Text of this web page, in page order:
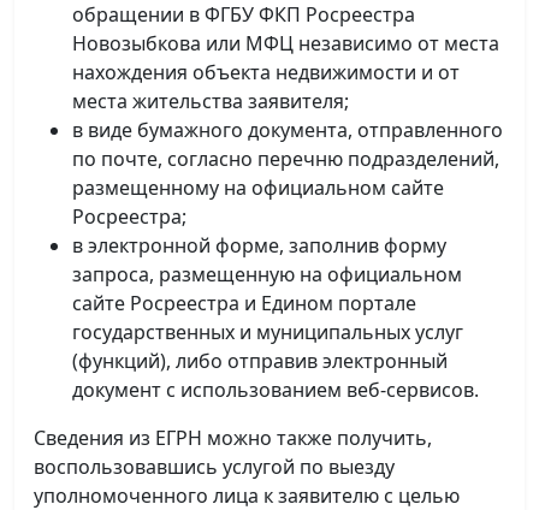
обращении в ФГБУ ФКП Росреестра
Новозыбкова или МФЦ независимо от места
нахождения объекта недвижимости и от
места жительства заявителя;
в виде бумажного документа, отправленного
по почте, согласно перечню подразделений,
размещенному на официальном сайте
Росреестра;
в электронной форме, заполнив форму
запроса, размещенную на официальном
сайте Росреестра и Едином портале
государственных и муниципальных услуг
(функций), либо отправив электронный
документ с использованием веб-сервисов.
Сведения из ЕГРН можно также получить,
воспользовавшись услугой по выезду
уполномоченного лица к заявителю с целью